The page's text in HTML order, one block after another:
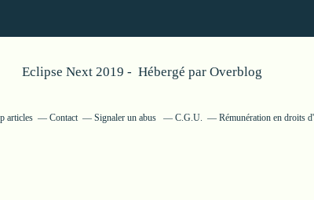
Eclipse Next 2019 - Hébergé par Overblog
articles Contact Signaler un abus C.G.U. Rémunération en droits